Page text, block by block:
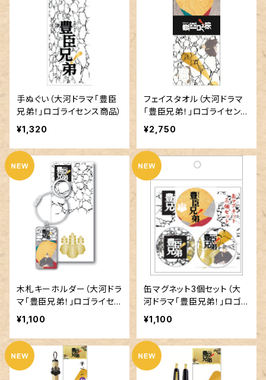
手ぬぐい（大河ドラマ｢豊臣
兄弟！」ロゴライセンス商品）
¥1,320
フェイスタオル（大河ドラマ
｢豊臣兄弟！」ロゴライセンス
商品）
¥2,750
木札キーホルダー（大河ドラ
マ｢豊臣兄弟！」ロゴライセン
ス商品）
¥1,100
缶マグネット3個セット（大
河ドラマ｢豊臣兄弟！」ロゴラ
イセンス商品）
¥1,100